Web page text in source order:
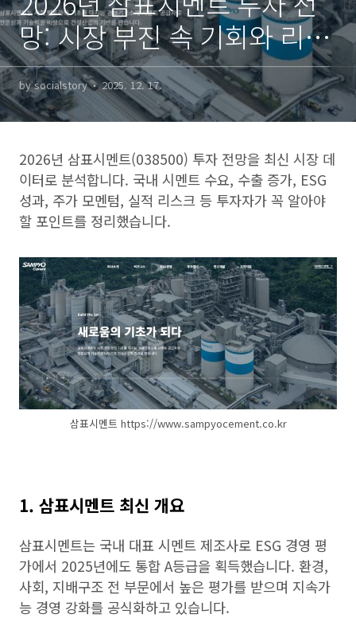
망: 시장 부진 속 기회와 리스
크 분석
by socialstory 2025. 12. 17.
2026년 삼표시멘트(038500) 투자 전망을 최신 시장 데
이터로 분석합니다. 국내 시멘트 수요, 수출 증가, ESG
성과, 주가 모멘텀, 실적 리스크 등 투자자가 꼭 알아야
할 포인트를 정리했습니다.
삼표시멘트 https://www.sampyocement.co.kr
1. 삼표시멘트 최신 개요
삼표시멘트는 국내 대표 시멘트 제조사로 ESG 경영 평
가에서 2025년에도 통합 A등급을 획득했습니다. 환경,
사회, 지배구조 전 부문에서 높은 평가를 받으며 지속가
능 경영 강화를 공식화하고 있습니다.